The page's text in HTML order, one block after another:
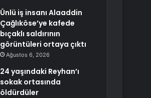
Ünlü iş insanı Alaaddin
Çağlıköse’ye kafede
bıçaklı saldırının
görüntüleri ortaya çıktı
Ağustos 6, 2026
24 yaşındaki Reyhan’ı
sokak ortasında
öldürdüler